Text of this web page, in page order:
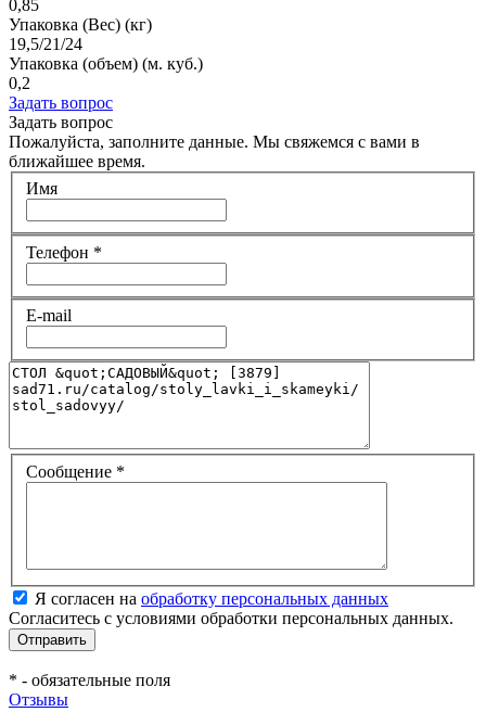
0,85
Упаковка (Вес) (кг)
19,5/21/24
Упаковка (объем) (м. куб.)
0,2
Задать вопрос
Задать вопрос
Пожалуйста, заполните данные. Мы свяжемся с вами в
ближайшее время.
Имя
Телефон *
E-mail
Сообщение *
Я согласен на обработку персональных данных
Согласитесь с условиями обработки персональных данных.
* - обязательные поля
Отзывы